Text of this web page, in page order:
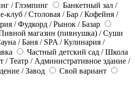
/ Глэмпинг
Банкетный зал /
клуб / Столовая / Бар / Кофейня /
/ Фудкорд / Рынок / Базар
магазин (пивнушка) / Суши
/ Баня / SPA / Кулинария /
Частный детский сад / Школа
/ Театр / Административное здание /
/ Завод
Свой вариант